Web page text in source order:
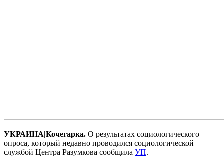
УКРАИНА|Кочегарка. О результатах социологического
опроса, который недавно проводился социологической
службой Центра Разумкова сообщила УП.